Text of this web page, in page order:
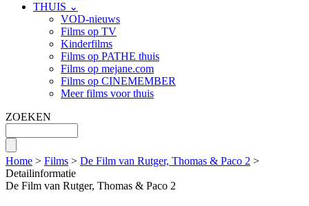
THUIS ⌄
VOD-nieuws
Films op TV
Kinderfilms
Films op PATHE thuis
Films op mejane.com
Films op CINEMEMBER
Meer films voor thuis
ZOEKEN
Home > Films > De Film van Rutger, Thomas & Paco 2 >
Detailinformatie
De Film van Rutger, Thomas & Paco 2